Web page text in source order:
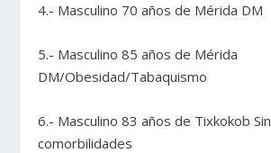
4.- Masculino 70 años de Mérida DM
5.- Masculino 85 años de Mérida
DM/Obesidad/Tabaquismo
6.- Masculino 83 años de Tixkokob Sin
comorbilidades